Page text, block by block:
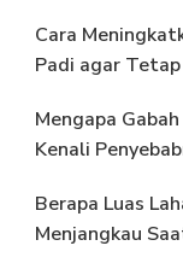
Cara
Padi agar
Mengapa
Kenali
Berapa Luas
Menjangkau